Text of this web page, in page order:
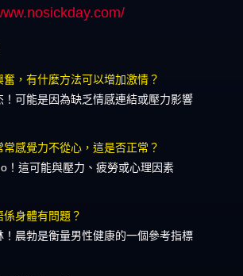
，有什麼方法可以增加激情？
！可能是因為缺乏情感連結或壓力影響
常感覺力不從心，這是否正常？
！這可能與壓力、疲勞或心理因素
身體有問題？
！晨勃是衡量男性健康的一個參考指標